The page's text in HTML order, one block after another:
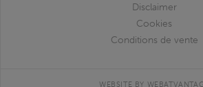
Disclaimer
Cookies
Conditions de vente
WEBSITE BY